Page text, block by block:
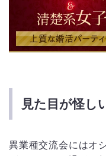
見た目が怪し
異業種交流会にはオ